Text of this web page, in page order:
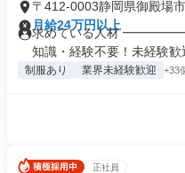
〒412-0003静岡県御殿場
月給24万円以上
求めている人材
知識・経験不要！未経験歓
制服あり 業界未経験歓迎 +33
正社員